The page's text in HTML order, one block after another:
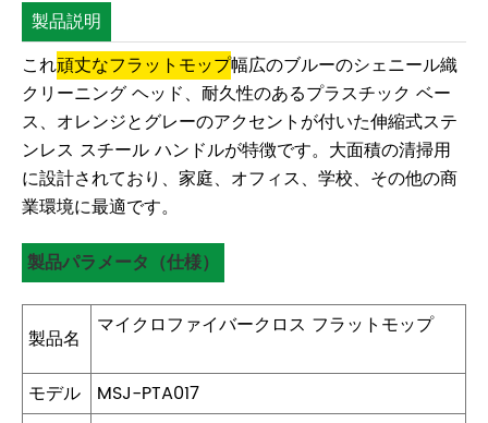
製品説明
これ頑丈なフラットモップ幅広のブルーのシェニール織
クリーニング ヘッド、耐久性のあるプラスチック ベー
ス、オレンジとグレーのアクセントが付いた伸縮式ステ
ンレス スチール ハンドルが特徴です。大面積の清掃用
に設計されており、家庭、オフィス、学校、その他の商
業環境に最適です。
製品パラメータ（仕様）
製品名 マイクロファイバークロス フラットモップ
モデル
MSJ-PTA017